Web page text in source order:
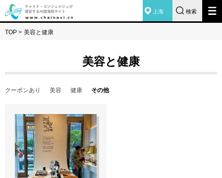
上海 検索
TOP > 美容と健康
美容と健康
クーポンあり 美容 健康 その他